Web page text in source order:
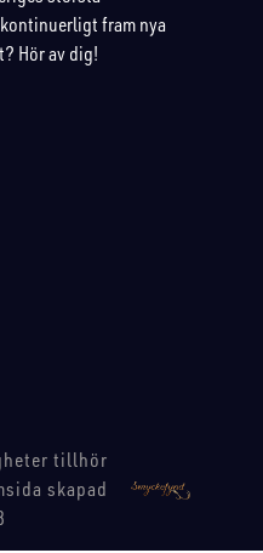
fram nya
Hör av dig!
tillhör
skapad